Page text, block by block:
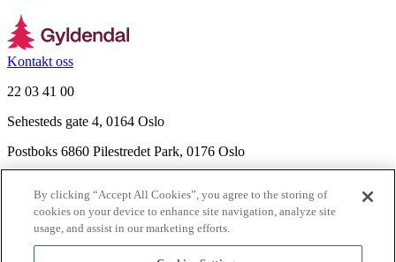
Kontakt oss
22 03 41 00
Sehesteds gate 4, 0164 Oslo
Postboks 6860 Pilestredet Park, 0176 Oslo
Nyhetsbrev
Ledige stillinger
Send inn manus
By clicking “Accept All Cookies”, you agree to the storing of
cookies on your device to enhance site navigation, analyze site
usage, and assist in our marketing efforts.